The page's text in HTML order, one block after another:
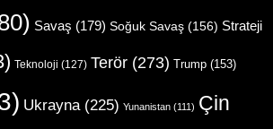
Savaş (179) Soğuk Savaş (156) Strateji
Teknoloji (127) Terör (273) Trump (153)
Ukrayna(225) Yunanistan (111) Çin